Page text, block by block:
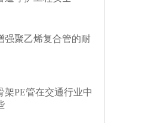
强聚乙烯复合管的耐
架PE管在交通行业中